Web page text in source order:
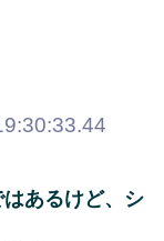
あるけど、シ